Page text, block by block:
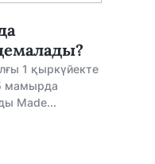
1 қыркүйекте
мамырда
Made...